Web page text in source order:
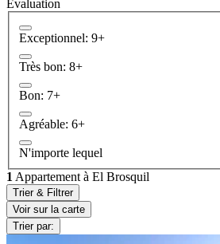
Évaluation
Exceptionnel: 9+
Très bon: 8+
Bon: 7+
Agréable: 6+
N'importe lequel
1 Appartement à El Brosquil
Trier & Filtrer
Voir sur la carte
Trier par: